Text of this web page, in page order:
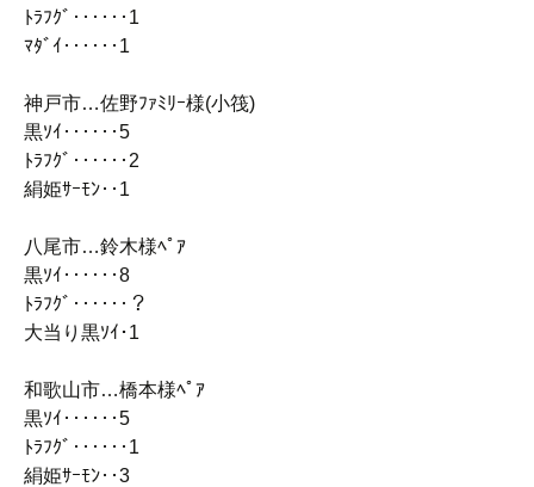
ﾄﾗﾌｸﾞ‥‥‥1
ﾏﾀﾞｲ‥‥‥1
神戸市…佐野ﾌｧﾐﾘｰ様(小筏)
黒ｿｲ‥‥‥5
ﾄﾗﾌｸﾞ‥‥‥2
絹姫ｻｰﾓﾝ‥1
八尾市…鈴木様ﾍﾟｱ
黒ｿｲ‥‥‥8
ﾄﾗﾌｸﾞ‥‥‥？
大当り黒ｿｲ･1
和歌山市…橋本様ﾍﾟｱ
黒ｿｲ‥‥‥5
ﾄﾗﾌｸﾞ‥‥‥1
絹姫ｻｰﾓﾝ‥3